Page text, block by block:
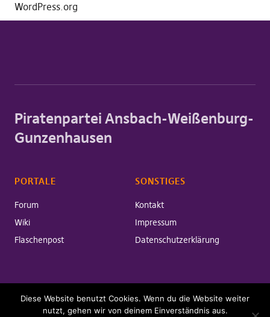
WordPress.org
Piratenpartei Ansbach-Weißenburg-
Gunzenhausen
PORTALE
Forum
Wiki
Flaschenpost
SONSTIGES
Kontakt
Impressum
Datenschutzerklärung
Copyright © 2026 Piratenpartei Ansbach-Weißenburg-Gunzenhausen
Powered byWordPress
Diese Website benutzt Cookies. Wenn du die Website weiter
nutzt, gehen wir von deinem Einverständnis aus.